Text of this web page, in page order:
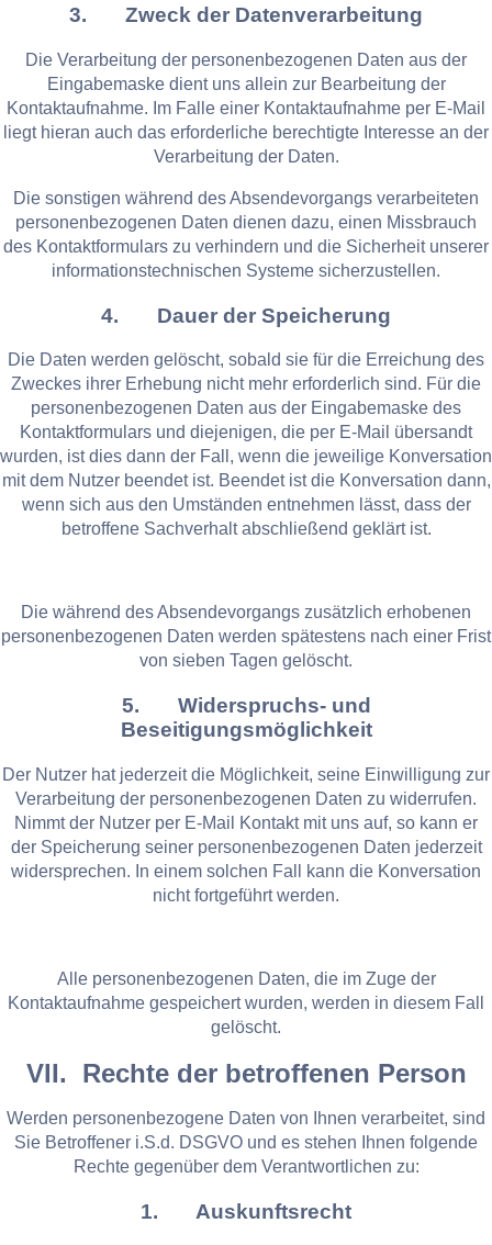
3. Zweck der Datenverarbeitung
Die Verarbeitung der personenbezogenen Daten aus der
Eingabemaske dient uns allein zur Bearbeitung der
Kontaktaufnahme. Im Falle einer Kontaktaufnahme per E-Mail
liegt hieran auch das erforderliche berechtigte Interesse an der
Verarbeitung der Daten.
Die sonstigen während des Absendevorgangs verarbeiteten
personenbezogenen Daten dienen dazu, einen Missbrauch
des Kontaktformulars zu verhindern und die Sicherheit unserer
informationstechnischen Systeme sicherzustellen.
4. Dauer der Speicherung
Die Daten werden gelöscht, sobald sie für die Erreichung des
Zweckes ihrer Erhebung nicht mehr erforderlich sind. Für die
personenbezogenen Daten aus der Eingabemaske des
Kontaktformulars und diejenigen, die per E-Mail übersandt
wurden, ist dies dann der Fall, wenn die jeweilige Konversation
mit dem Nutzer beendet ist. Beendet ist die Konversation dann,
wenn sich aus den Umständen entnehmen lässt, dass der
betroffene Sachverhalt abschließend geklärt ist.
Die während des Absendevorgangs zusätzlich erhobenen
personenbezogenen Daten werden spätestens nach einer Frist
von sieben Tagen gelöscht.
5. Widerspruchs- und
Beseitigungsmöglichkeit
Der Nutzer hat jederzeit die Möglichkeit, seine Einwilligung zur
Verarbeitung der personenbezogenen Daten zu widerrufen.
Nimmt der Nutzer per E-Mail Kontakt mit uns auf, so kann er
der Speicherung seiner personenbezogenen Daten jederzeit
widersprechen. In einem solchen Fall kann die Konversation
nicht fortgeführt werden.
Alle personenbezogenen Daten, die im Zuge der
Kontaktaufnahme gespeichert wurden, werden in diesem Fall
gelöscht.
VII. Rechte der betroffenen Person
Werden personenbezogene Daten von Ihnen verarbeitet, sind
Sie Betroffener i.S.d. DSGVO und es stehen Ihnen folgende
Rechte gegenüber dem Verantwortlichen zu:
1. Auskunftsrecht